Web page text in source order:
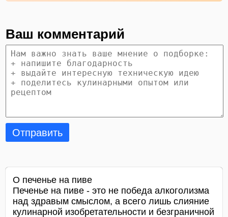
Ваш комментарий
Отправить
О печенье на пиве
Печенье на пиве - это не победа алкоголизма
над здравым смыслом, а всего лишь слияние
кулинарной изобретательности и безграничной